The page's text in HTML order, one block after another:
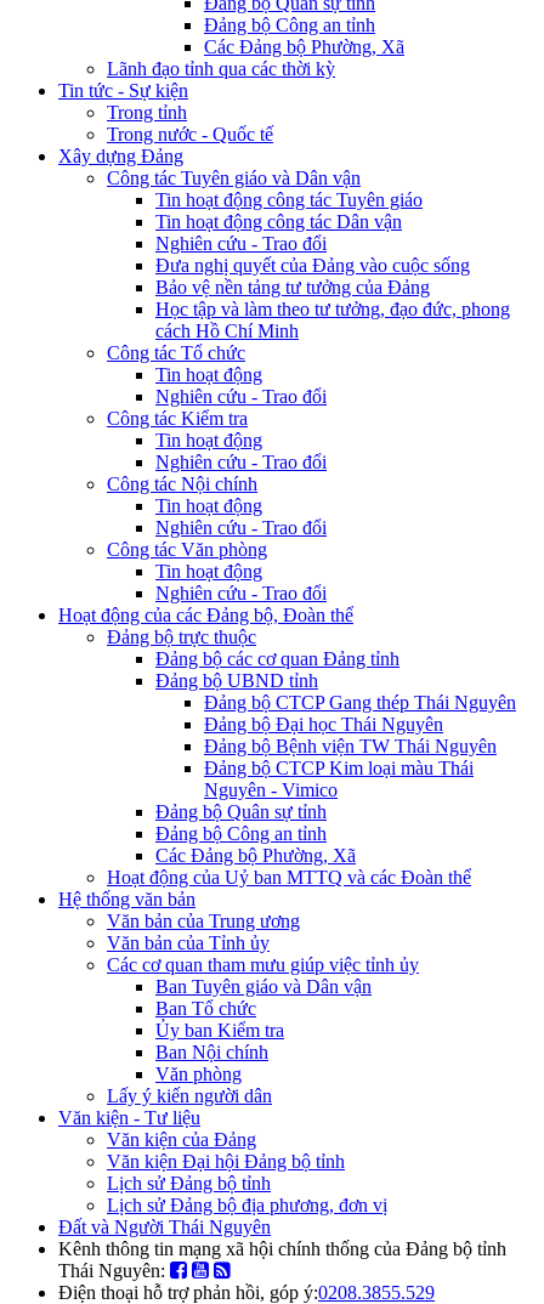
Đảng bộ Công an tỉnh
Các Đảng bộ Phường, Xã
Lãnh đạo tỉnh qua các thời kỳ
Tin tức - Sự kiện
Trong tỉnh
Trong nước - Quốc tế
Xây dựng Đảng
Công tác Tuyên giáo và Dân vận
Tin hoạt động công tác Tuyên giáo
Tin hoạt động công tác Dân vận
Nghiên cứu - Trao đổi
Đưa nghị quyết của Đảng vào cuộc sống
Bảo vệ nền tảng tư tưởng của Đảng
Học tập và làm theo tư tưởng, đạo đức, phong
cách Hồ Chí Minh
Công tác Tổ chức
Tin hoạt động
Nghiên cứu - Trao đổi
Công tác Kiểm tra
Tin hoạt động
Nghiên cứu - Trao đổi
Công tác Nội chính
Tin hoạt động
Nghiên cứu - Trao đổi
Công tác Văn phòng
Tin hoạt động
Nghiên cứu - Trao đổi
Hoạt động của các Đảng bộ, Đoàn thể
Đảng bộ trực thuộc
Đảng bộ các cơ quan Đảng tỉnh
Đảng bộ UBND tỉnh
Đảng bộ CTCP Gang thép Thái Nguyên
Đảng bộ Đại học Thái Nguyên
Đảng bộ Bệnh viện TW Thái Nguyên
Đảng bộ CTCP Kim loại màu Thái
Nguyên - Vimico
Đảng bộ Quân sự tỉnh
Đảng bộ Công an tỉnh
Các Đảng bộ Phường, Xã
Hoạt động của Uỷ ban MTTQ và các Đoàn thể
Hệ thống văn bản
Văn bản của Trung ương
Văn bản của Tỉnh ủy
Các cơ quan tham mưu giúp việc tỉnh ủy
Ban Tuyên giáo và Dân vận
Ban Tổ chức
Ủy ban Kiểm tra
Ban Nội chính
Văn phòng
Lấy ý kiến người dân
Văn kiện - Tư liệu
Văn kiện của Đảng
Văn kiện Đại hội Đảng bộ tỉnh
Lịch sử Đảng bộ tỉnh
Lịch sử Đảng bộ địa phương, đơn vị
Đất và Người Thái Nguyên
Kênh thông tin mạng xã hội chính thống của Đảng bộ tỉnh
Thái Nguyên:
Điện thoại hỗ trợ phản hồi, góp ý:0208.3855.529